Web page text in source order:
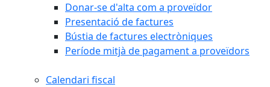
Donar-se d'alta com a proveïdor
Presentació de factures
Bústia de factures electròniques
Període mitjà de pagament a proveïdors
Calendari fiscal